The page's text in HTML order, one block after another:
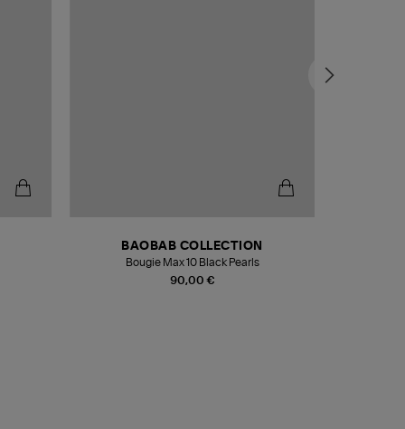
90,00 €
BAOBAB COLLECTION
Bougie Max 10 Black Pearls